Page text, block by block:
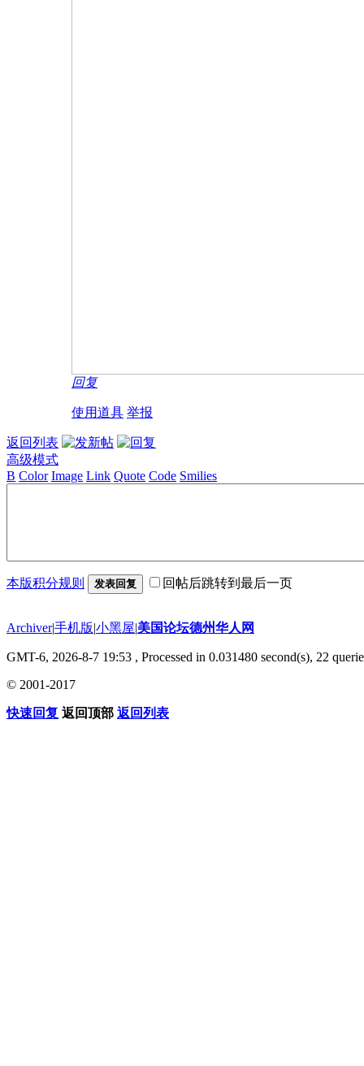
回复
使用道具 举报
返回列表
高级模式
B Color Image Link Quote Code Smilies
本版积分规则 发表回复 回帖后跳转到最后一页
Archiver|手机版|小黑屋|美国论坛德州华人网
GMT-6, 2026-8-7 19:53 , Processed in 0.031480 second(s), 22
© 2001-2017
快速回复 返回顶部 返回列表